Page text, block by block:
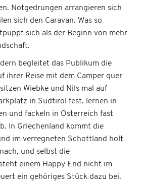
Notgedrungen arrangieren sich
sich den Caravan. Was so
sich als der Beginn von mehr
begleitet das Publikum die
ihrer Reise mit dem Camper quer
Wiebke und Nils mal auf
in Südtirol fest, lernen in
und fackeln in Österreich fast
In Griechenland kommt die
im verregneten Schottland holt
und selbst die
einem Happy End nicht im
ein gehöriges Stück dazu bei.